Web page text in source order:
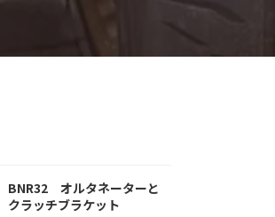
BNR32 オルタネーターと
クラッチブラケット